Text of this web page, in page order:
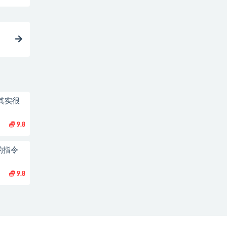
实很
9.8
指令
9.8